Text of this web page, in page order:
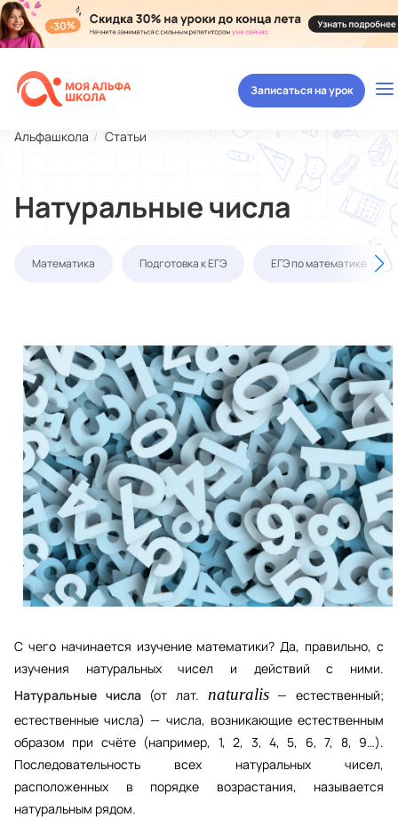
Записаться на урок
Альфашкола Статьи
Натуральные числа
Математика Подготовка к ЕГЭ ЕГЭ по математике
С чего начинается изучение математики? Да, правильно, с
Натуральные числа (от лат. naturalis — естественный;
естественные числа) — числа, возникающие естественным
образом при счёте (например, 1, 2, 3, 4, 5, 6, 7, 8, 9…).
Последовательность всех натуральных чисел,
расположенных в порядке возрастания, называется
натуральным рядом